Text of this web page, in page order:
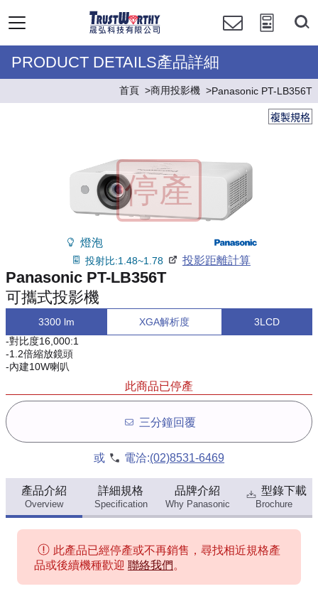
PRODUCT DETAILS產品詳細
首頁 商用投影機 Panasonic PT-LB356T
複製規格
燈泡
投射比:1.48~1.78 投影距離計算
Panasonic PT-LB356T
可攜式投影機
3300 lm XGA解析度
3LCD
-對比度16,000:1
-1.2倍縮放鏡頭
-內建10W喇叭
此商品已停產
三分鐘回覆
或 電洽:(02)8531-6469
產品介紹
Overview
詳細規格
Specification
品牌介紹
Why Panasonic
型錄下載
Brochure
此產品已經停產或不再銷售，尋找相近規格產
品或後續機種歡迎 聯絡我們 。